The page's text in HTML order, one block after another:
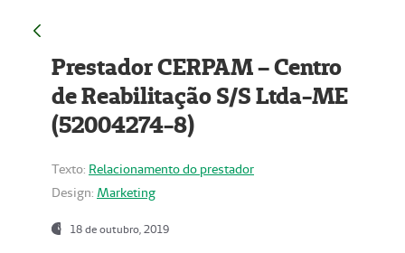
Prestador CERPAM – Centro
de Reabilitação S/S Ltda-ME
(52004274-8)
Texto: Relacionamento do prestador
Design: Marketing
18 de outubro, 2019